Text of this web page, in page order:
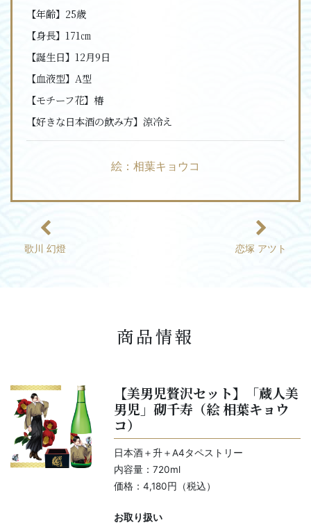
【年齢】 25歳
【身長】 171㎝
【誕生日】 12月9日
【血液型】 A型
【モチーフ花】 椿
【好きな日本酒の飲み方】 涼冷え
絵：相葉キョウコ
歌川 幻燈 恋塚 アツト
商品情報
【美男児贅沢セット】「蔵人美
男児」砌千寿（絵 相葉キョウ
コ）
日本酒＋升＋A4タペストリー
内容量：720ml
価格：4,180円（税込）
お取り扱い